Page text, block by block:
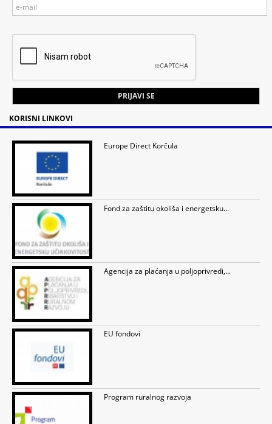
KORISNI LINKOVI
Europe Direct Korčula
Fond za zaštitu okoliša i energetsku...
Agencija za plaćanja u poljoprivredi,...
EU fondovi
Program ruralnog razvoja